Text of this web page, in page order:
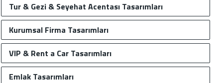
Tur & Gezi & Seyehat Acentası Tasarımları
Kurumsal Firma Tasarımları
VIP & Rent a Car Tasarımları
Emlak Tasarımları